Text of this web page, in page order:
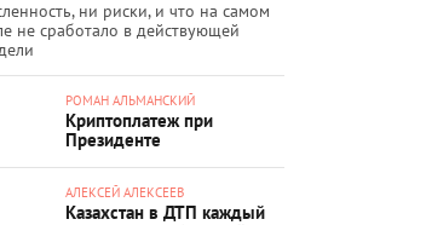
ни риски, и что на самом
не сработало в действующей
РОМАН АЛЬМАНСКИЙ
Криптоплатеж при
Президенте
АЛЕКСЕЙ АЛЕКСЕЕВ
Казахстан в ДТП каждый